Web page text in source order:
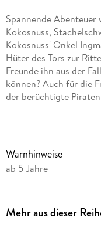
Spannende
Kokosnuss,
Kokosnuss' Onkel
Hüter des Tors zur
Freunde ihn aus der
können? Auch für die
der berüchtigte
es von den Wikingern
selbst in der Patsche.
der Dracheninsel
beweisen und heften
Warnhinweise
ab 5 Jahre
Mehr aus dieser